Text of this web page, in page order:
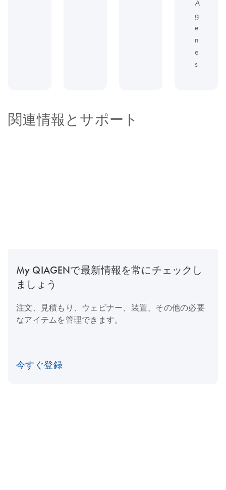
A
g
e
n
e
s
関連情報とサポート
My QIAGENで最新情報を常にチェックし
ましょう
注文、見積もり、ウェビナー、装置、その他の必要
なアイテムを管理できます。
今すぐ登録